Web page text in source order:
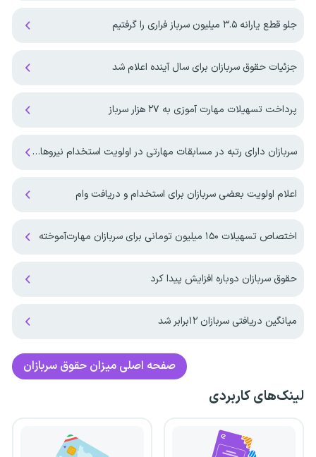
جلو قطع یارانه ۳.۵ میلیون سرباز فراری را گرفتیم
جزئیات حقوق سربازان برای سال آینده اعلام شد
پرداخت تسهیلات مهارت آموزی به ۲۷ هزار سرباز
سربازان دارای رتبه در مسابقات مهارتی در اولویت استخدام نیرو‌های مسلح قرار می گیرند
اعلام اولویت بعضی سربازان برای استخدام و دریافت وام
اختصاص تسهیلات ۱۵۰ میلیون تومانی برای سربازان مهارت‌آموخته
حقوق سربازان دوباره افزایش پیدا کرد
میانگین دریافتی سربازان ۱۲برابر شد
صفحه اصلی میزان حقوق سربازان
لینک‌های کاربردی